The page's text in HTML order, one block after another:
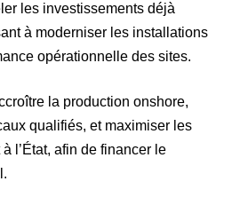
les investissements déjà
à moderniser les installations
opérationnelle des sites.
la production onshore,
qualifiés, et maximiser les
l’État, afin de financer le